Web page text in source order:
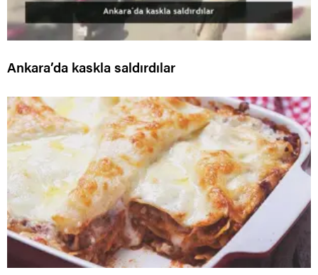
Ankara’da kaskla saldırdılar